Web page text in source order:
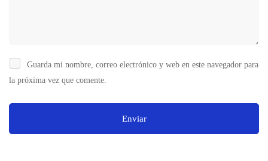
Guarda mi nombre, correo electrónico y web en este navegador para
la próxima vez que comente.